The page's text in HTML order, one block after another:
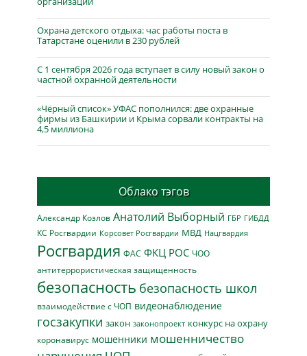
Охрана детского отдыха: час работы поста в
Татарстане оценили в 230 рублей
С 1 сентября 2026 года вступает в силу новый закон о
частной охранной деятельности
«Чёрный список» УФАС пополнился: две охранные
фирмы из Башкирии и Крыма сорвали контракты на
4,5 миллиона
Облако тэгов
Александр Козлов Анатолий Выборный ГБР ГИБДД
КС Росгвардии Корсовет Росгвардии МВД Нацгвардия
Росгвардия ФАС ФКЦ РОС ЧОО
антитеррористическая защищенность
безопасность безопасность школ
взаимодействие с ЧОП видеонаблюдение
госзакупки закон законопроект конкурс на охрану
коронавирус мошенники мошенничество